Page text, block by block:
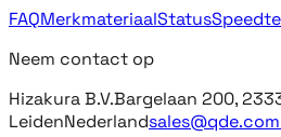
FAQMerkmateriaalStatus
Neem contact op
Hizakura B.V.Bargelaan 200,
LeidenNederlandsales@qde.com